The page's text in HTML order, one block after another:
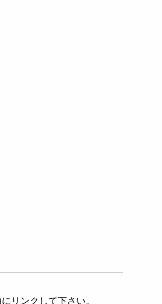
リンクして下さい。